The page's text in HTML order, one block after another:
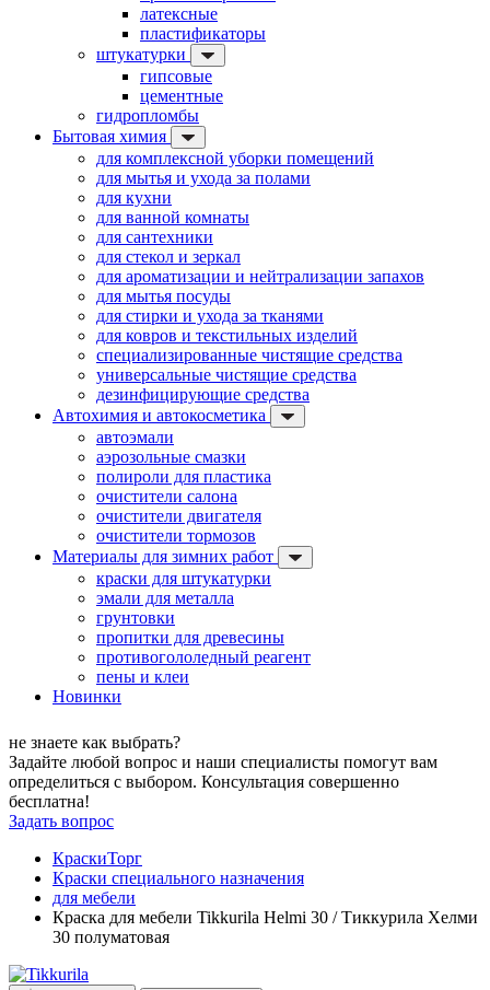
латексные
пластификаторы
штукатурки
гипсовые
цементные
гидропломбы
Бытовая химия
для комплексной уборки помещений
для мытья и ухода за полами
для кухни
для ванной комнаты
для сантехники
для стекол и зеркал
для ароматизации и нейтрализации запахов
для мытья посуды
для стирки и ухода за тканями
для ковров и текстильных изделий
специализированные чистящие средства
универсальные чистящие средства
дезинфицирующие средства
Автохимия и автокосметика
автоэмали
аэрозольные смазки
полироли для пластика
очистители салона
очистители двигателя
очистители тормозов
Материалы для зимних работ
краски для штукатурки
эмали для металла
грунтовки
пропитки для древесины
противогололедный реагент
пены и клеи
Новинки
не знаете как выбрать?
Задайте любой вопрос и наши специалисты помогут вам
определиться с выбором. Консультация совершенно
бесплатна!
Задать вопрос
КраскиТорг
Краски специального назначения
для мебели
Краска для мебели Tikkurila Helmi 30 / Тиккурила Хелми
30 полуматовая